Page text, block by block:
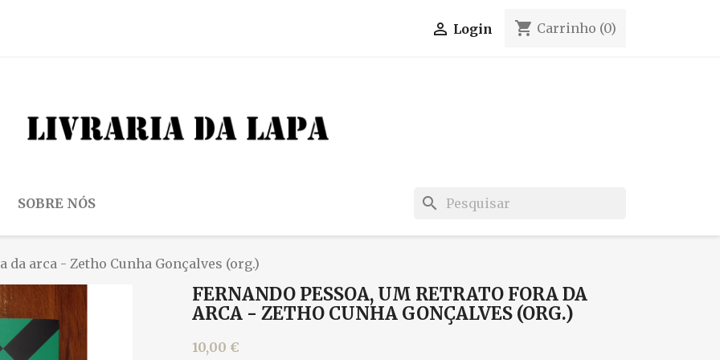
 Login shopping_cart Carrinho (0)
SOBRE NÓS search
da arca - Zetho Cunha Gonçalves (org.)
FERNANDO PESSOA, UM RETRATO FORA DA
ARCA - ZETHO CUNHA GONÇALVES (ORG.)
10,00 €